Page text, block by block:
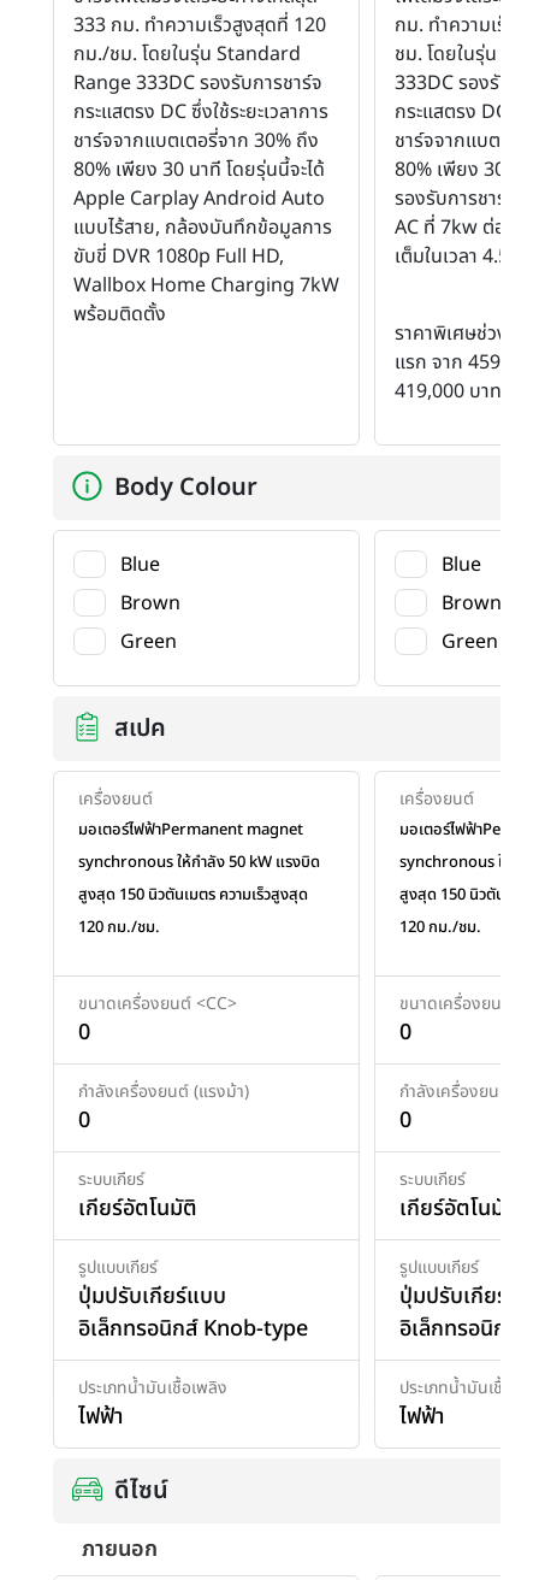
333 กม. ทำความเร็วสูงสุดที่ 120
กม./ชม. โดยในรุ่น Standard
Range 333DC รองรับการชาร์จ
กระแสตรง DC ซึ่งใช้ระยะเวลาการ
ชาร์จจากแบตเตอรี่จาก 30% ถึง
80% เพียง 30 นาที โดยรุ่นนี้จะได้
Apple Carplay Android Auto
แบบไร้สาย, กล้องบันทึกข้อมูลการ
ขับขี่ DVR 1080p Full HD,
Wallbox Home Charging 7kW
พร้อมติดตั้ง
กม. ทำความเร็ว
ชม. โดยในรุ่น
333DC รองรับกา
กระแสตรง DC ซึ่ง
ชาร์จจากแบตเตอ
80% เพียง 30 น
รองรับการชาร์จไ
AC ที่ 7kw ต่อชั่วโ
เต็มในเวลา 4.5 ช
ราคาพิเศษช่วงแน
แรก จาก
419,000 บาท
Body Colour
Blue
Brown
Green
Blue
Brown
Green
สเปค
เครื่องยนต์
มอเตอร์ไฟฟ้าPermanent magnet
synchronous ให้กำลัง 50 kW แรงบิด
สูงสุด 150 นิวตันเมตร ความเร็วสูงสุด
120 กม./ชม.
ขนาดเครื่องยนต์ <CC>
0
กำลังเครื่องยนต์ (แรงม้า)
0
ระบบเกียร์
เกียร์อัตโนมัติ
รูปแบบเกียร์
ปุ่มปรับเกียร์แบบ
อิเล็กทรอนิกส์ Knob-type
ประเภทน้ำมันเชื้อเพลิง
ไฟฟ้า
เครื่องยนต์
มอเตอร์ไฟฟ้า
synchronous ให้กำ
สูงสุด 150 นิวตันเมต
120 กม./ชม.
ขนาดเครื่องยนต์
0
กำลังเครื่องยนต์ (แ
0
ระบบเกียร์
เกียร์อัตโนมัติ
รูปแบบเกียร์
ปุ่มปรับเกียร์แ
อิเล็กทรอนิกส์
ประเภทน้ำมันเชื้อเพ
ไฟฟ้า
ดีไซน์
ภายนอก